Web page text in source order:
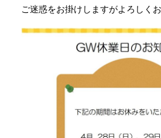
ご迷惑をお掛けしますがよろしく